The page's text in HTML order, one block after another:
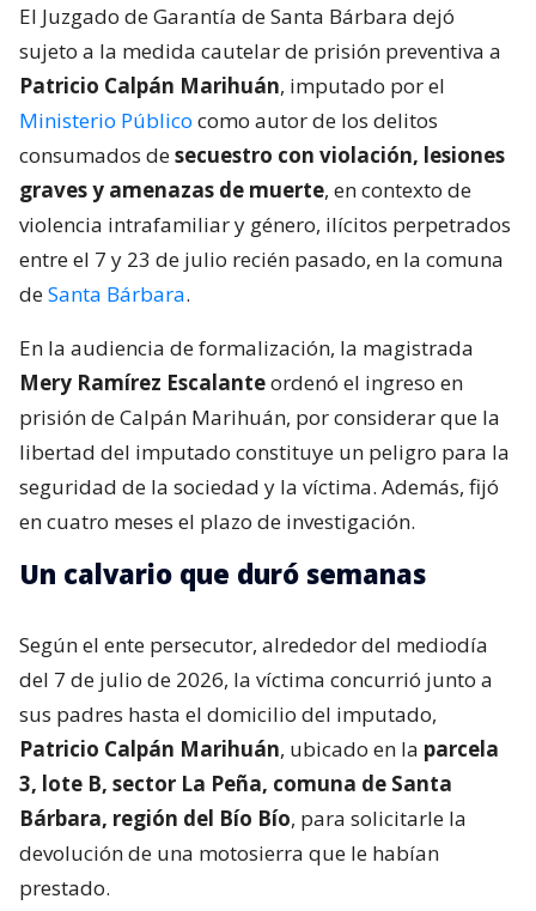
El Juzgado de Garantía de Santa Bárbara dejó
sujeto a la medida cautelar de prisión preventiva a
Patricio Calpán Marihuán, imputado por el
Ministerio Público como autor de los delitos
consumados desecuestro con violación, lesiones
graves y amenazas de muerte, en contexto de
violencia intrafamiliar y género, ilícitos perpetrados
entre el 7 y 23 de julio recién pasado, en la comuna
deSanta Bárbara.
En la audiencia de formalización, la magistrada
Mery Ramírez Escalanteordenó el ingreso en
prisión de Calpán Marihuán, por considerar que la
libertad del imputado constituye un peligro para la
seguridad de la sociedad y la víctima. Además, fijó
en cuatro meses el plazo de investigación.
Un calvario que duró semanas
Según el ente persecutor, alrededor del mediodía
del 7 de julio de 2026, la víctima concurrió junto a
sus padres hasta el domicilio del imputado,
Patricio Calpán Marihuán, ubicado en la parcela
3, lote B, sector La Peña, comuna de Santa
Bárbara, región del Bío Bío, para solicitarle la
devolución de una motosierra que le habían
prestado.